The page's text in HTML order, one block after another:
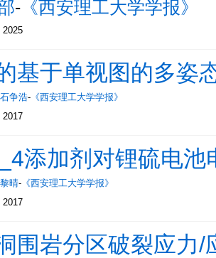
- 《西安理工大学学报》
2025
基于单视图的多姿
石争浩- 《西安理工大学学报》
2017
添加剂对锂硫电
晴- 《西安理工大学学报》
2017
围岩分区破裂应